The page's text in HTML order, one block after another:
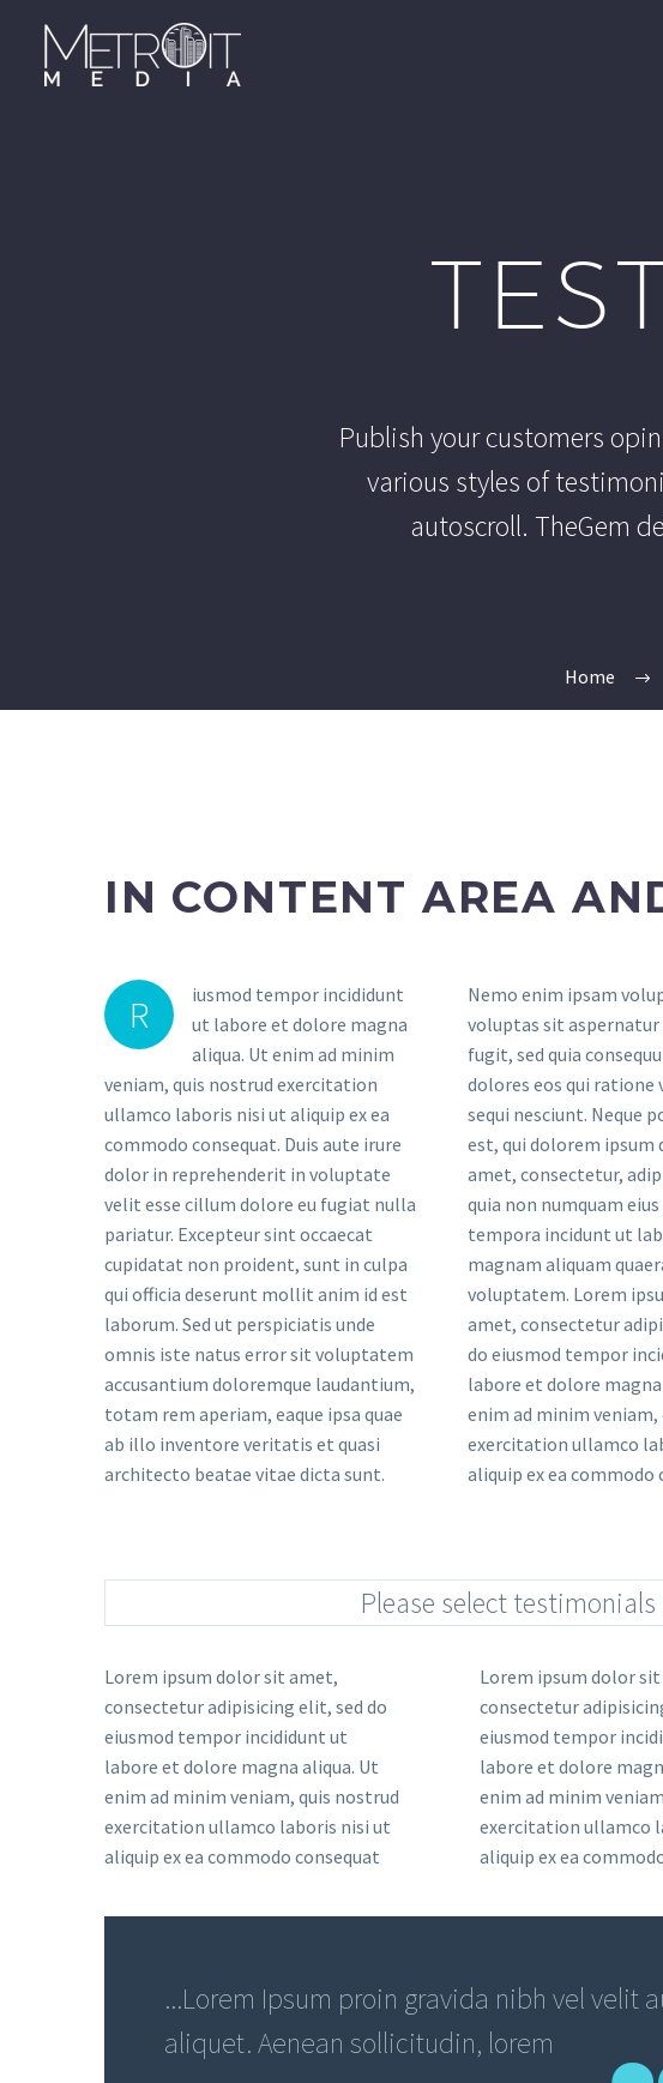
Publish your customers
various styles of
autoscroll. TheGem
Home
IN CONTENT AREA
R
iusmod tempor incididunt
ut labore et dolore magna
aliqua. Ut enim ad minim
veniam, quis nostrud exercitation
ullamco laboris nisi ut aliquip ex ea
commodo consequat. Duis aute irure
dolor in reprehenderit in voluptate
velit esse cillum dolore eu fugiat nulla
pariatur. Excepteur sint occaecat
cupidatat non proident, sunt in culpa
qui officia deserunt mollit anim id est
laborum. Sed ut perspiciatis unde
omnis iste natus error sit voluptatem
accusantium doloremque laudantium,
totam rem aperiam, eaque ipsa quae
ab illo inventore veritatis et quasi
architecto beatae vitae dicta sunt.
Nemo enim ipsam voluptatem quia
voluptas sit aspernatur aut odit aut
fugit, sed quia consequuntur magni
dolores eos qui ratione voluptatem
sequi nesciunt. Neque porro quisquam
est, qui dolorem ipsum quia dolor sit
amet, consectetur, adipisci velit, sed
quia non numquam eius modi
tempora incidunt ut labore et dolore
magnam aliquam quaerat
voluptatem. Lorem ipsum dolor sit
amet, consectetur adipisicing elit, sed
do eiusmod tempor incididunt ut
labore et dolore magna aliqua. Ut
enim ad minim veniam, quis nostrud
exercitation ullamco laboris nisi ut
aliquip ex ea commodo consequat.
fugiat nulla pariatur. Excepteur sint
occaecat cupidatat non proident,
sunt in culpa qui officia deserunt
mollit anim id est laborum. Sed ut
perspiciatis unde omnis iste natus
error sit voluptatem accusantium
doloremque laudantium, totam rem
aperiam, eaque ipsa quae ab illo
inventore veritatis et quasi architecto
beatae vitae dicta sunt explicabo.
Nemo enim ipsam voluptatem quia
voluptas sit aspernatur aut odit aut
fugit, sed quia consequuntur magni
dolores eos qui ratione voluptatem
sequi nesciunt. Neque porro quisquam
est, qui dolorem ipsum quia dolor sit
Please select
Lorem ipsum dolor sit amet,
consectetur adipisicing elit, sed do
eiusmod tempor incididunt ut
labore et dolore magna aliqua. Ut
enim ad minim veniam, quis nostrud
exercitation ullamco laboris nisi ut
aliquip ex ea commodo consequat
Lorem ipsum dolor sit amet,
consectetur adipisicing elit, sed do
eiusmod tempor incididunt ut
labore et dolore magna aliqua. Ut
enim ad minim veniam, quis nostrud
exercitation ullamco laboris nisi ut
aliquip ex ea
...Lorem Ipsum proin gravida nibh vel velit
aliquet. Aenean sollicitudin, lorem